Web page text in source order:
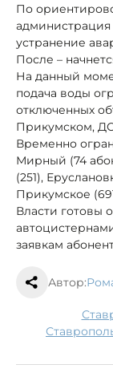
По
администрация
устранение
После –
На данный
подача воды
отключенных
Прикумском,
Временно
Мирный (74
(251),
Прикумское
Власти готовы
заявкам
Автор: